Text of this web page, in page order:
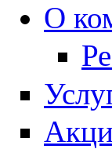
О